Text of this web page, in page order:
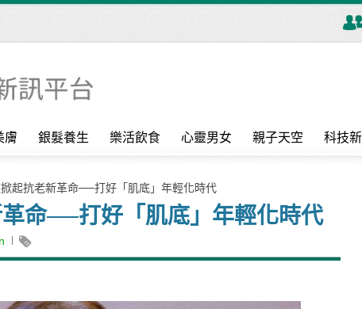
膚 銀髮養生 樂活飲食 心靈男女 親子天空 科技
起抗老新革命──打好「肌底」年輕化時代
命──打好「肌底」年輕化時代